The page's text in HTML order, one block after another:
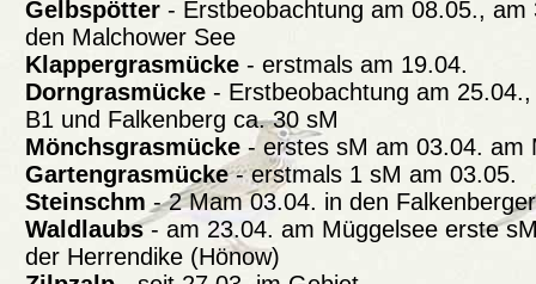
Gelbspötter - Erstbeobachtung am 08.05.,
den Malchower See
Klappergrasmücke - erstmals am 19.04.
Dorngrasmücke - Erstbeobachtung am
B1 und Falkenberg ca. 30 sM
Mönchsgrasmücke - erstes sM am 03.04. am
Gartengrasmücke- erstmals 1 sM am 03.05.
Steinschm - 2 Mam 03.04. in den
Waldlaubs- am 23.04. am Müggelsee erste
der Herrendike (Hönow)